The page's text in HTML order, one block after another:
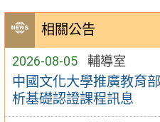
相關公告
2026-08-05 輔導室
中國文化大學推廣教育
析基礎認證課程訊息